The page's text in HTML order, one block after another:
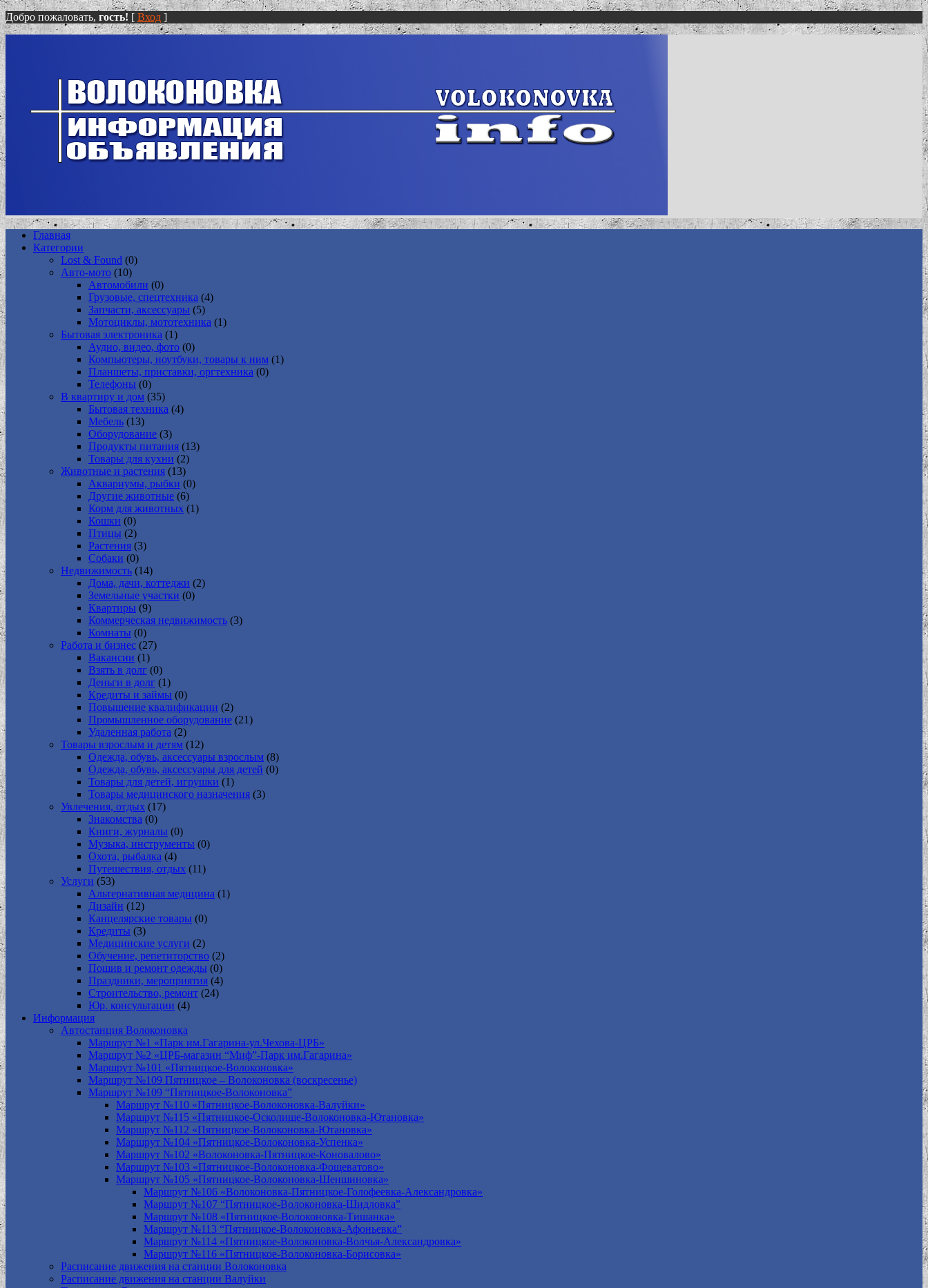
Добро пожаловать, гость! [ Вход ]
Главная
Категории
Lost & Found (0)
Авто-мото (10)
Автомобили (0)
Грузовые, спецтехника (4)
Запчасти, аксессуары (5)
Мотоциклы, мототехника (1)
Бытовая электроника (1)
Аудио, видео, фото (0)
Компьютеры, ноутбуки, товары к ним (1)
Планшеты, приставки, оргтехника (0)
Телефоны (0)
В квартиру и дом (35)
Бытовая техника (4)
Мебель (13)
Оборудование (3)
Продукты питания (13)
Товары для кухни (2)
Животные и растения (13)
Аквариумы, рыбки (0)
Другие животные (6)
Корм для животных (1)
Кошки (0)
Птицы (2)
Растения (3)
Собаки (0)
Недвижимость (14)
Дома, дачи, коттеджи (2)
Земельные участки (0)
Квартиры (9)
Коммерческая недвижимость (3)
Комнаты (0)
Работа и бизнес (27)
Вакансии (1)
Взять в долг (0)
Деньги в долг (1)
Кредиты и займы (0)
Повышение квалификации (2)
Промышленное оборудование (21)
Удаленная работа (2)
Товары взрослым и детям (12)
Одежда, обувь, аксессуары взрослым (8)
Одежда, обувь, аксессуары для детей (0)
Товары для детей, игрушки (1)
Товары медицинского назначения (3)
Увлечения, отдых (17)
Знакомства (0)
Книги, журналы (0)
Музыка, инструменты (0)
Охота, рыбалка (4)
Путешествия, отдых (11)
Услуги (53)
Альтернативная медицина (1)
Дизайн (12)
Канцелярские товары (0)
Кредиты (3)
Медицинские услуги (2)
Обучение, репетиторство (2)
Пошив и ремонт одежды (0)
Праздники, мероприятия (4)
Строительство, ремонт (24)
Юр. консультации (4)
Информация
Автостанция Волоконовка
Маршрут №1 «Парк им.Гагарина-ул.Чехова-ЦРБ»
Маршрут №2 «ЦРБ-магазин “Миф”-Парк им.Гагарина»
Маршрут №101 «Пятницкое-Волоконовка»
Маршрут №109 Пятницкое – Волоконовка (воскресенье)
Маршрут №109 “Пятницкое-Волоконовка”
Маршрут №110 «Пятницкое-Волоконовка-Валуйки»
Маршрут №115 «Пятницкое-Осколище-Волоконовка-Ютановка»
Маршрут №112 «Пятницкое-Волоконовка-Ютановка»
Маршрут №104 «Пятницкое-Волоконовка-Успенка»
Маршрут №102 «Волоконовка-Пятницкое-Коновалово»
Маршрут №103 «Пятницкое-Волоконовка-Фощеватово»
Маршрут №105 «Пятницкое-Волоконовка-Шеншиновка»
Маршрут №106 «Волоконовка-Пятницкое-Голофеевка-Александровка»
Маршрут №107 “Пятницкое-Волоконовка-Шидловка”
Маршрут №108 «Пятницкое-Волоконовка-Тишанка»
Маршрут №113 “Пятницкое-Волоконовка-Афоньевка”
Маршрут №114 «Пятницкое-Волоконовка-Волчья-Александровка»
Маршрут №116 «Пятницкое-Волоконовка-Борисовка»
Расписание движения на станции Волоконовка
Расписание движения на станции Валуйки